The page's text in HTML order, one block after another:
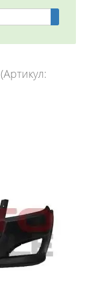
(Артикул: